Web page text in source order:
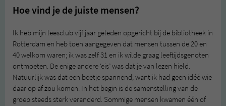
Hoe vind je de juiste mensen?
Ik heb mijn leesclub vijf jaar geleden opgericht bij de bibliotheek in
Rotterdam en heb toen aangegeven dat mensen tussen de 20 en
40 welkom waren; ik was zelf 31 en ik wilde graag leeftijdsgenoten
ontmoeten. De enige andere ‘eis’ was dat je van lezen hield.
Natuurlijk was dat een beetje spannend, want ik had geen idéé wie
daar op af zou komen. In het begin is de samenstelling van de
groep steeds sterk veranderd. Sommige mensen kwamen één of